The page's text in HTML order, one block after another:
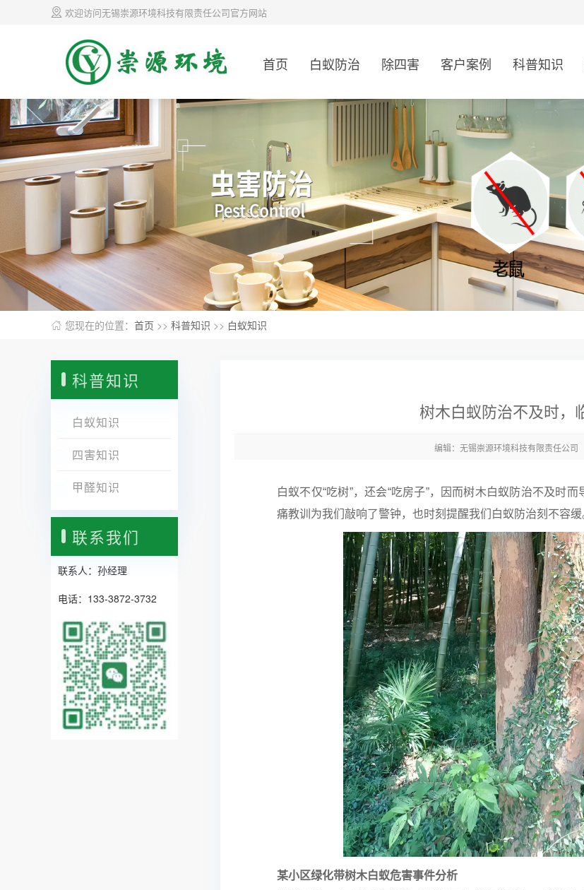
欢迎访问无锡崇源环境科技有限责任公司官方网站
首页 白蚁防治 除四害 客户案例 科普知识
您现在的位置： 首页 >> 科普知识 >> 白蚁知识
科普知识
白蚁知识
四害知识
甲醛知识
联系我们
联系人：孙经理
电话：133-3872-3732
树木白蚁防治不及时，
编辑：无锡崇源环境科技有限责任公司
白蚁不仅“吃树”，还会“吃房子”，因而树木白蚁防治不及时
痛教训为我们敲响了警钟，也时刻提醒我们白蚁防治刻不容缓
某小区绿化带树木白蚁危害事件分析